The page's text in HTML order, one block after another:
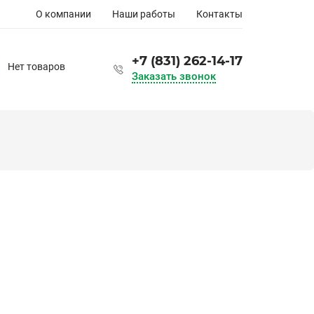
Основная
О компании Наши работы Контакты
Нет товаров +7 (831) 262-14-17
Заказать звонок